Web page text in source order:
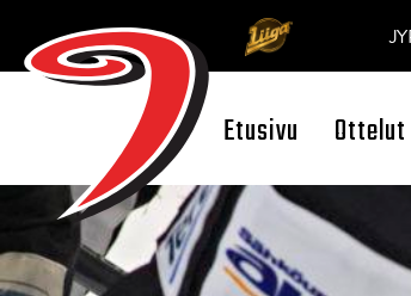
Open
Etusivu Ottelut